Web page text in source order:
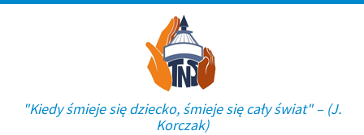
"Kiedy śmieje się dziecko, śmieje się cały świat" – (J.
Korczak)